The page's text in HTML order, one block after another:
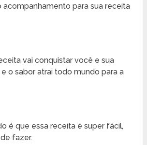
acompanhamento para sua receita
vai conquistar você e sua
o sabor atrai todo mundo para a
é que essa receita é super fácil,
fazer.